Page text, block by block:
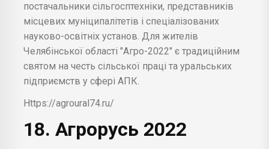
постачальники сільгосптехніки, представників
місцевих муніципалітетів і спеціалізованих
науково-освітніх установ. Для жителів
Челябінської області "Агро-2022" є традиційним
святом на честь сільської праці та уральських
підприємств у сфері АПК.
Https://agroural74.ru/
18. Агрорусь 2022